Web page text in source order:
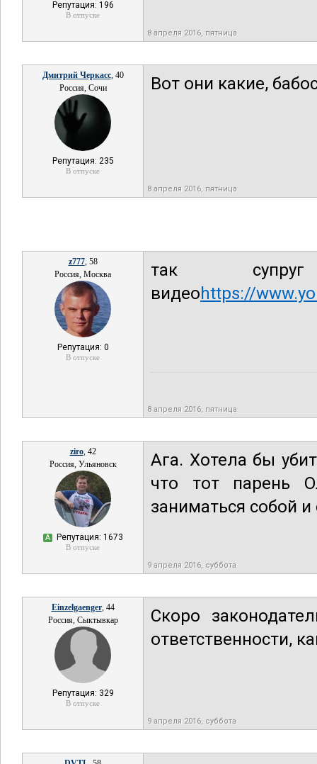
Репутация: 196
В отпуске
8 апреля 2016, пятница
Дмитрий Черкасс, 40
Россия, Сочи
Репутация: 235
В отпуске
Вот они какие,
8 апреля 2016, пятница
z777, 58
Россия, Москва
Репутация: 0
В отпуске
так
видеоhttps://
8 апреля 2016, пятница
ziro, 42
Россия, Ульяновск
А Репутация: 1673
В отпуске
Ага. Хотела бы
что тот парень
заниматься собой
9 апреля 2016, суббота
Einzelgaenger, 44
Россия, Сыктывкар
Репутация: 329
В отпуске
Скоро
ответственности,
9 апреля 2016, суббота